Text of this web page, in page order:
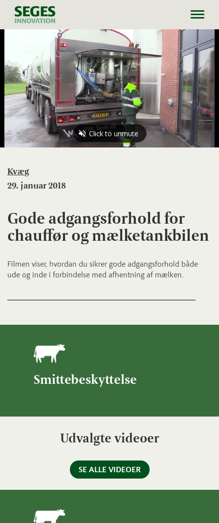
Kvæg
29. januar 2018
Gode adgangsforhold for
chauffør og mælketankbilen
Filmen viser, hvordan du sikrer gode adgangsforhold både
ude og inde i forbindelse med afhentning af mælken.
Smittebeskyttelse
Udvalgte videoer
SE ALLE VIDEOER